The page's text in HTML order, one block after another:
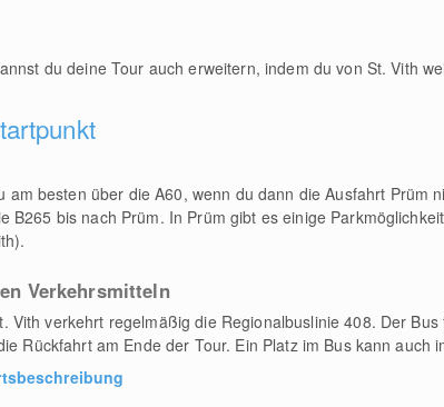
du deine Tour auch erweitern, indem du von St. Vith
am besten über die A60, wenn du dann die Ausfahrt Prüm
B265 bis nach Prüm. In Prüm gibt es einige
Verkehrsmitteln
Vith verkehrt regelmäßig die Regionalbuslinie 408. Der
Rückfahrt am Ende der Tour. Ein Platz im Bus kann auch